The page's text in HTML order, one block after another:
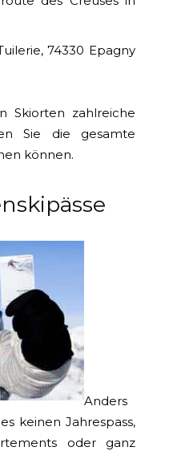
74330 Epagny
Skiorten zahlreiche
Sie die gesamte
können.
Anders
keinen Jahrespass,
oder ganz